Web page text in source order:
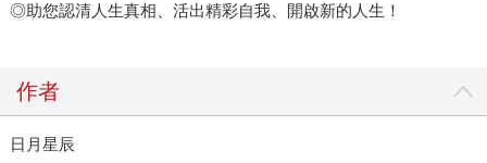
◎助您認清人生真相、活出精彩自我、開啟新的人生！
作者
日月星辰